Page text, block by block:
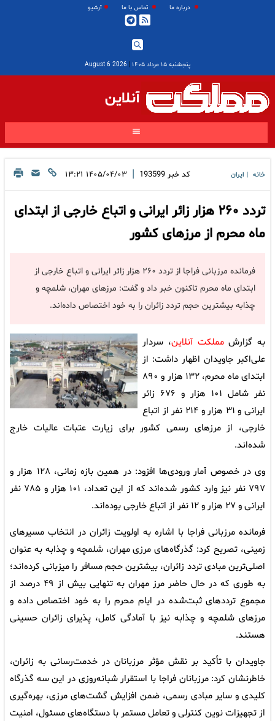
درباره ما تماس با ما آرشیو
پنجشنبه ۱۵ مرداد ۱۴۰۵ |
2026 August 6
آنلاین
خانه ایران کد خبر 193599
| ۱۴۰۵/۰۴/۰۳ ۱۳:۲۱
تردد ۲۶۰ هزار زائر ایرانی و اتباع خارجی از ابتدای
ماه محرم از مرزهای کشور
فرمانده مرزبانی فراجا از تردد ۲۶۰ هزار زائر ایرانی و اتباع خارجی از
ابتدای ماه محرم تاکنون خبر داد و گفت: مرزهای مهران، شلمچه و
چذابه بیشترین حجم تردد زائران را به خود اختصاص داده‌اند.
به گزارشمملکت آنلاین، سردار
علی‌اکبر جاویدان اظهار داشت: از
ابتدای ماه محرم، ۱۳۲ هزار و ۸۹۰
نفر شامل ۱۰۱ هزار و ۶۷۶ زائر
ایرانی و ۳۱ هزار و ۲۱۴ نفر از اتباع
خارجی، از مرزهای رسمی کشور برای زیارت عتبات عالیات خارج
شده‌اند.
وی در خصوص آمار ورودی‌ها افزود: در همین بازه زمانی، ۱۲۸ هزار و
۷۹۷ نفر نیز وارد کشور شده‌اند که از این تعداد، ۱۰۱ هزار و ۷۸۵ نفر
ایرانی و ۲۷ هزار و ۱۲ نفر از اتباع خارجی بوده‌اند.
فرمانده مرزبانی فراجا با اشاره به اولویت زائران در انتخاب مسیرهای
زمینی، تصریح کرد: گذرگاه‌های مرزی مهران، شلمچه و چذابه به عنوان
اصلی‌ترین مبادی تردد زائران، بیشترین حجم مسافر را میزبانی کرده‌اند؛
به طوری که در حال حاضر مرز مهران به تنهایی بیش از ۴۹ درصد از
مجموع ترددهای ثبت‌شده در ایام محرم را به خود اختصاص داده و
مرزهای شلمچه و چذابه نیز با آمادگی کامل، پذیرای زائران حسینی
هستند.
جاویدان با تأکید بر نقش مؤثر مرزبانان در خدمت‌رسانی به زائران،
خاطرنشان کرد: مرزبانان فراجا با استقرار شبانه‌روزی در این سه گذرگاه
کلیدی و سایر مبادی رسمی، ضمن افزایش گشت‌های مرزی، بهره‌گیری
از تجهیزات نوین کنترلی و تعامل مستمر با دستگاه‌های مسئول، امنیت